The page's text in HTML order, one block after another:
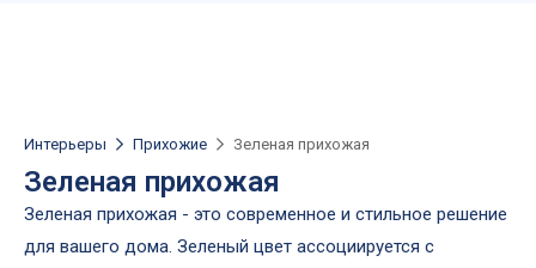
Интерьеры Прихожие Зеленая прихожая
Зеленая прихожая
Зеленая прихожая - это современное и стильное решение
для вашего дома. Зеленый цвет ассоциируется с